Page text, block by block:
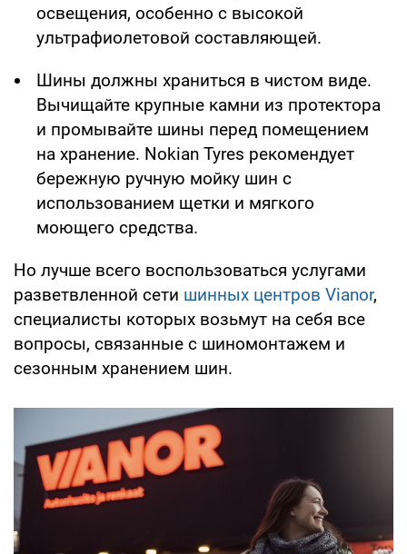
освещения, особенно с высокой
ультрафиолетовой составляющей.
Шины должны храниться в чистом виде.
Вычищайте крупные камни из протектора
и промывайте шины перед помещением
на хранение. Nokian Tyres рекомендует
бережную ручную мойку шин с
использованием щетки и мягкого
моющего средства.
Но лучше всего воспользоваться услугами
разветвленной сети шинных центров Vianor,
специалисты которых возьмут на себя все
вопросы, связанные с шиномонтажем и
сезонным хранением шин.